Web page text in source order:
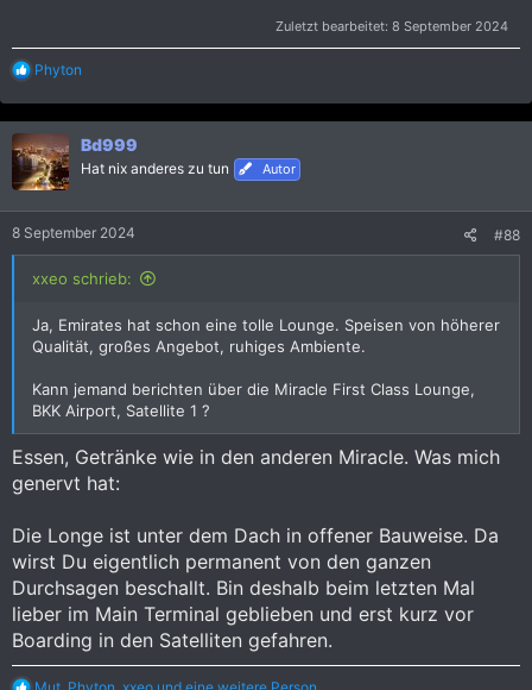
Zuletzt bearbeitet: 8 September 2024
R
a
k
t
i
o
n
:
Phyton
Bd999
Hat nix anderes zu tun Autor
8 September 2024 #88
xxeo schrieb:
Ja, Emirates hat schon eine tolle Lounge. Speisen von höherer
Qualität, großes Angebot, ruhiges Ambiente.
Kann jemand berichten über die Miracle First Class Lounge,
BKK Airport, Satellite 1 ?
Essen, Getränke wie in den anderen Miracle. Was mich
genervt hat:
Die Longe ist unter dem Dach in offener Bauweise. Da
wirst Du eigentlich permanent von den ganzen
Durchsagen beschallt. Bin deshalb beim letzten Mal
lieber im Main Terminal geblieben und erst kurz vor
Boarding in den Satelliten gefahren.
R